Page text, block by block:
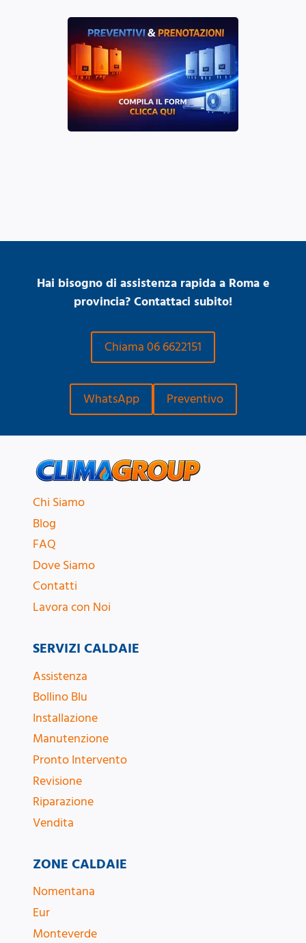
Hai bisogno di assistenza rapida a Roma e
provincia? Contattaci subito!
Chiama 06 6622151
WhatsApp Preventivo
Chi Siamo
Blog
FAQ
Dove Siamo
Contatti
Lavora con Noi
SERVIZI CALDAIE
Assistenza
Bollino Blu
Installazione
Manutenzione
Pronto Intervento
Revisione
Riparazione
Vendita
ZONE CALDAIE
Nomentana
Eur
Monteverde